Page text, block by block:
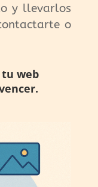
y llevarlos
o
web